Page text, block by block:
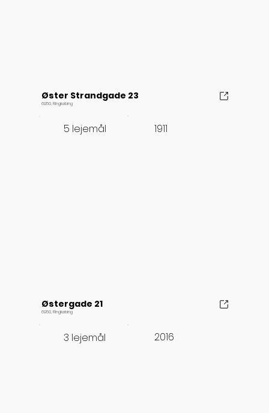
Øster Strandgade 23
6950, Ringkøbing
5 lejemål 1911
Østergade 21
6950, Ringkøbing
3 lejemål 2016